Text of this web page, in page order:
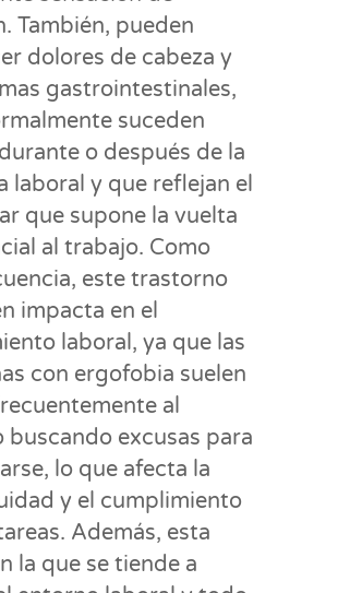
También, pueden
dolores de cabeza y
gastrointestinales,
suceden
o después de la
laboral y que reflejan el
que supone la vuelta
al trabajo. Como
este trastorno
impacta en el
laboral, ya que las
con ergofobia suelen
al
buscando excusas para
lo que afecta la
y el cumplimiento
Además, esta
la que se tiende a